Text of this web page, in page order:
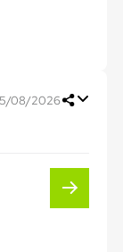
08/2026